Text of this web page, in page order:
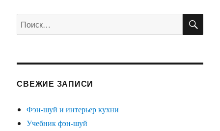
Искать:
СВЕЖИЕ ЗАПИСИ
Фэн-шуй и интерьер кухни
Учебник фэн-шуй